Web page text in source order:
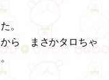
。
から まさかタロちゃ